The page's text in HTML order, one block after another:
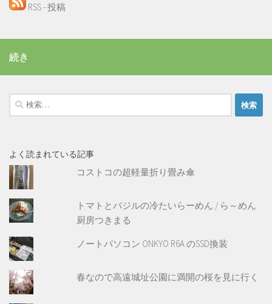
RSS - 投稿
続き
検
索:
よく読まれている記事
コストコの超軽量折り畳み傘
トマトとバジルの冷たいらーめん / ら～めん
厨房つきまる
ノートパソコン ONKYO R6A のSSD換装
春なので高遠城址公園に満開の桜を見に行く